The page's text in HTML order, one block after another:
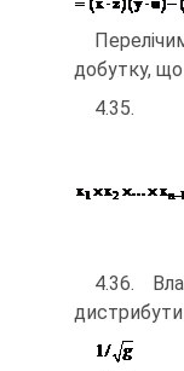
добутку,
4.36.